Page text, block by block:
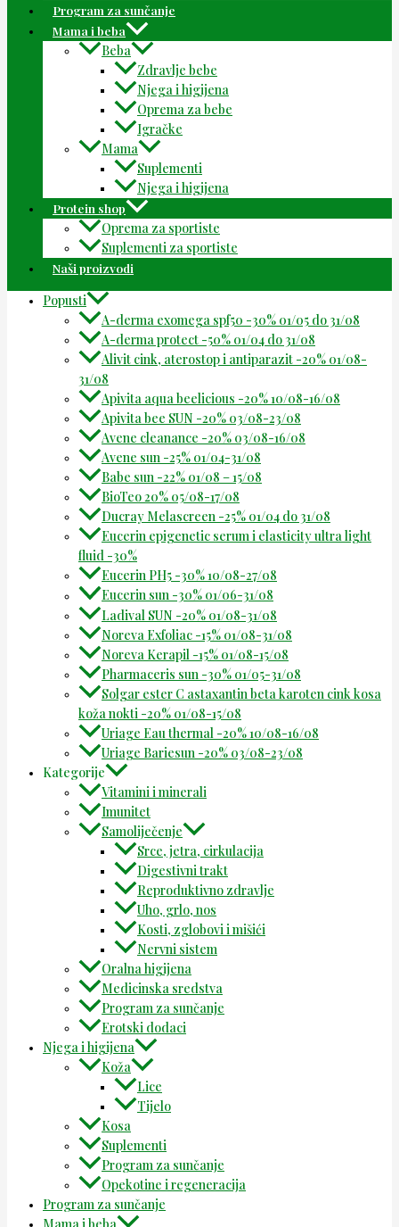
Program za sunčanje
Mama i beba
Beba
Zdravlje bebe
Njega i higijena
Oprema za bebe
Igračke
Mama
Suplementi
Njega i higijena
Protein shop
Oprema za sportiste
Suplementi za sportiste
Naši proizvodi
Popusti
A-derma exomega spf50 -30% 01/05 do 31/08
A-derma protect -50% 01/04 do 31/08
Alivit cink, aterostop i antiparazit -20% 01/08-
31/08
Apivita aqua beelicious -20% 10/08-16/08
Apivita bee SUN -20% 03/08-23/08
Avene cleanance -20% 03/08-16/08
Avene sun -25% 01/04-31/08
Babe sun -22% 01/08 – 15/08
BioTeo 20% 05/08-17/08
Ducray Melascreen -25% 01/04 do 31/08
Eucerin epigenetic serum i elasticity ultra light
fluid -30%
Eucerin PH5 -30% 10/08-27/08
Eucerin sun -30% 01/06-31/08
Ladival SUN -20% 01/08-31/08
Noreva Exfoliac -15% 01/08-31/08
Noreva Kerapil -15% 01/08-15/08
Pharmaceris sun -30% 01/05-31/08
Solgar ester C astaxantin beta karoten cink kosa
koža nokti -20% 01/08-15/08
Uriage Eau thermal -20% 10/08-16/08
Uriage Bariesun -20% 03/08-23/08
Kategorije
Vitamini i minerali
Imunitet
Samoliječenje
Srce, jetra, cirkulacija
Digestivni trakt
Reproduktivno zdravlje
Uho, grlo, nos
Kosti, zglobovi i mišići
Nervni sistem
Oralna higijena
Medicinska sredstva
Program za sunčanje
Erotski dodaci
Njega i higijena
Koža
Lice
Tijelo
Kosa
Suplementi
Program za sunčanje
Opekotine i regeneracija
Program za sunčanje